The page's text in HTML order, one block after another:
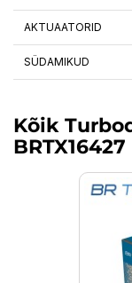
AKTUAATORID
SÜDAMIKUD
Kõik
BRTX16427